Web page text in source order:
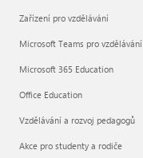
Zařízení pro vzdělávání
Microsoft Teams pro vzdělávání
Microsoft 365 Education
Office Education
Vzdělávání a rozvoj pedagogů
Akce pro studenty a rodiče